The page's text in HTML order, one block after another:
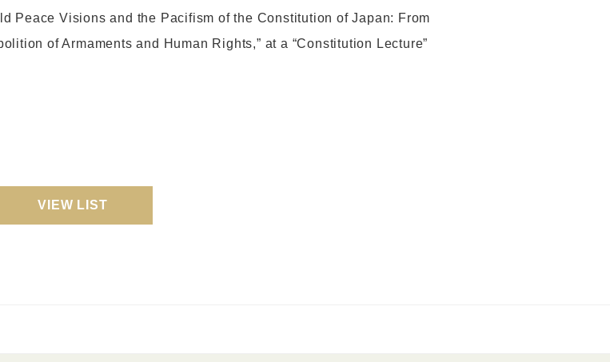
Peace Visions and the Pacifism of the Constitution of Japan: From
of Armaments and Human Rights,” at a “Constitution Lecture”
VIEW LIST